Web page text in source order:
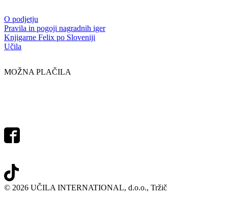
O podjetju
Pravila in pogoji nagradnih iger
Knjigarne Felix po Sloveniji
Učila
MOŽNA PLAČILA
© 2026 UČILA INTERNATIONAL, d.o.o., Tržič